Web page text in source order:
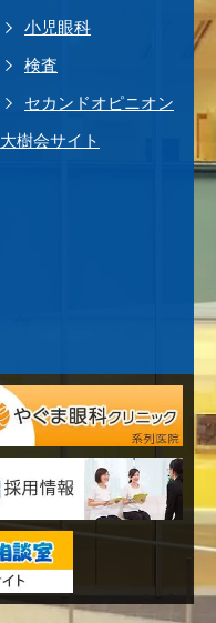
小児眼科
検査
セカンドオピニオン
大樹会サイト